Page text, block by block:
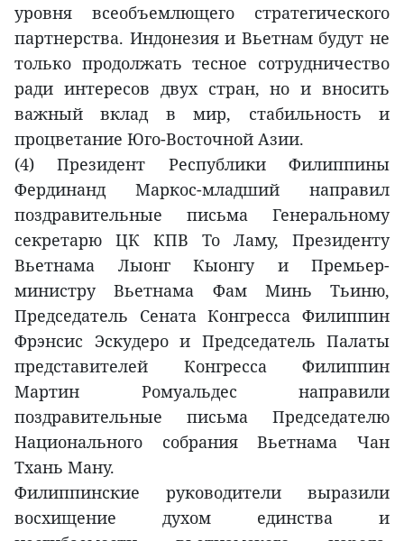
уровня всеобъемлющего стратегического
партнерства. Индонезия и Вьетнам будут не
только продолжать тесное сотрудничество
ради интересов двух стран, но и вносить
важный вклад в мир, стабильность и
процветание Юго-Восточной Азии.
(4) Президент Республики Филиппины
Фердинанд Маркос-младший направил
поздравительные письма Генеральному
секретарю ЦК КПВ То Ламу, Президенту
Вьетнама Лыонг Кыонгу и Премьер-
министру Вьетнама Фам Минь Тьиню,
Председатель Сената Конгресса Филиппин
Фрэнсис Эскудеро и Председатель Палаты
представителей Конгресса Филиппин
Мартин Ромуальдес направили
поздравительные письма Председателю
Национального собрания Вьетнама Чан
Тхань Ману.
Филиппинские руководители выразили
восхищение духом единства и